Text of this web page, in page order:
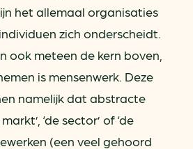
het allemaal organisaties
zich onderscheidt.
ook meteen de kern boven,
is mensenwerk. Deze
namelijk dat abstracte
‘de sector’ of ‘de
(een veel gehoord